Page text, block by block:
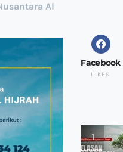
Al
Facebook
LIKES
1